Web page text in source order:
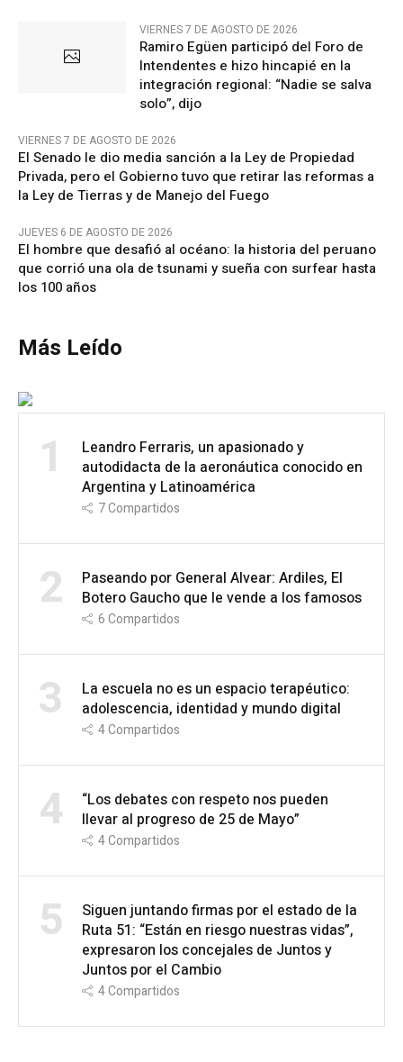
VIERNES 7 DE AGOSTO DE 2026
Ramiro Egüen participó del Foro de
Intendentes e hizo hincapié en la
integración regional: “Nadie se salva
solo”, dijo
VIERNES 7 DE AGOSTO DE 2026
El Senado le dio media sanción a la Ley de Propiedad
Privada, pero el Gobierno tuvo que retirar las reformas a
la Ley de Tierras y de Manejo del Fuego
JUEVES 6 DE AGOSTO DE 2026
El hombre que desafió al océano: la historia del peruano
que corrió una ola de tsunami y sueña con surfear hasta
los 100 años
Más Leído
1
Leandro Ferraris, un apasionado y
autodidacta de la aeronáutica conocido en
Argentina y Latinoamérica
7Compartidos
2
Paseando por General Alvear: Ardiles, El
Botero Gaucho que le vende a los famosos
6Compartidos
3
La escuela no es un espacio terapéutico:
adolescencia, identidad y mundo digital
4Compartidos
4
“Los debates con respeto nos pueden
llevar al progreso de 25 de Mayo”
4Compartidos
5
Siguen juntando firmas por el estado de la
Ruta 51: “Están en riesgo nuestras vidas”,
expresaron los concejales de Juntos y
Juntos por el Cambio
4Compartidos